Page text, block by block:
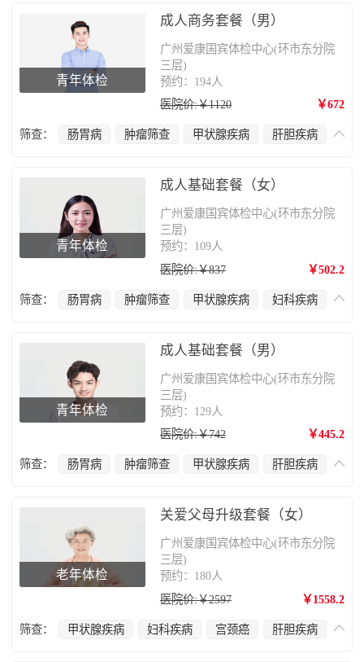
青年体检
成人商务套餐（男）
广州爱康国宾体检中心(环市东分院
三层)
预约：194人
医院价:￥1120
￥672
筛查： 肠胃病 肿瘤筛查 甲状腺疾病
肝胆疾病
青年体检
成人基础套餐（女）
广州爱康国宾体检中心(环市东分院
三层)
预约：109人
医院价:￥837
￥502.2
筛查： 肠胃病 肿瘤筛查 甲状腺疾病
妇科疾病
青年体检
成人基础套餐（男）
广州爱康国宾体检中心(环市东分院
三层)
预约：129人
医院价:￥742
￥445.2
筛查： 肠胃病 肿瘤筛查 甲状腺疾病
肝胆疾病
老年体检
关爱父母升级套餐（女）
广州爱康国宾体检中心(环市东分院
三层)
预约：180人
医院价:￥2597
￥1558.2
筛查： 甲状腺疾病 妇科疾病 宫颈癌
肝胆疾病